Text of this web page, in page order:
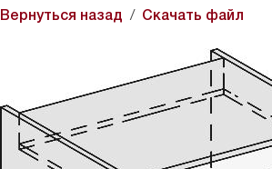
Вернуться назад Скачать файл